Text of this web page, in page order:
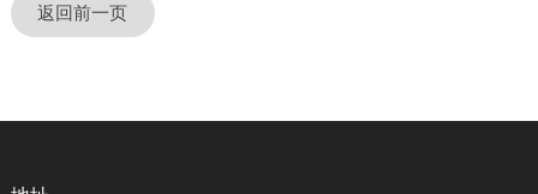
返回前一页